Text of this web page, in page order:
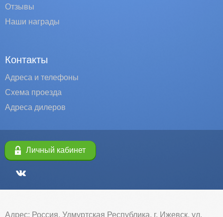
Отзывы
Наши награды
Контакты
Адреса и телефоны
Схема проезда
Адреса дилеров
Личный кабинет
Адрес: Россия, Удмуртская Республика, г. Ижевск, ул.